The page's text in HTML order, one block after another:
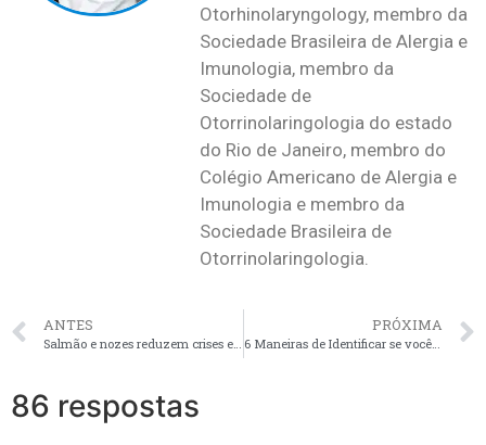
Otorhinolaryngology, membro da
Sociedade Brasileira de Alergia e
Imunologia, membro da
Sociedade de
Otorrinolaringologia do estado
do Rio de Janeiro, membro do
Colégio Americano de Alergia e
Imunologia e membro da
Sociedade Brasileira de
Otorrinolaringologia.
ANTES PRÓXIMA
6 Maneiras de Identificar se você é Alérgico e 3 Formas de Tratar sua Alergia
86 respostas